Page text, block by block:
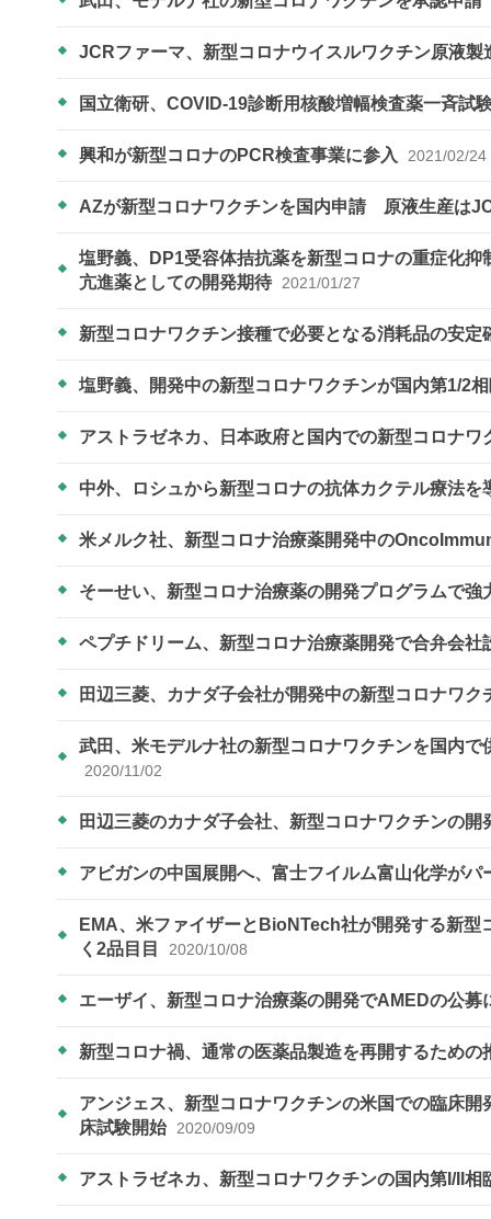
JCRファーマ、新型コロナウイスルワクチン原液
国立衛研、COVID-19診断用核酸増幅検査薬一斉試
興和が新型コロナのPCR検査事業に参入 2021/02/24
AZが新型コロナワクチンを国内申請 原液生産は
塩野義、DP1受容体拮抗薬を新型コロナの重症化
亢進薬としての開発期待 2021/01/27
新型コロナワクチン接種で必要となる消耗品の安
塩野義、開発中の新型コロナワクチンが国内第1/2
アストラゼネカ、日本政府と国内での新型コロナ
中外、ロシュから新型コロナの抗体カクテル療法を
米メルク社、新型コロナ治療薬開発中の
そーせい、新型コロナ治療薬の開発プログラムで
ペプチドリーム、新型コロナ治療薬開発で合弁会社
田辺三菱、カナダ子会社が開発中の新型コロナワ
武田、米モデルナ社の新型コロナワクチンを国内
2020/11/02
田辺三菱のカナダ子会社、新型コロナワクチンの
アビガンの中国展開へ、富士フイルム富山化学が
EMA、米ファイザーとBioNTech社が開発する新
く2品目目
2020/10/08
エーザイ、新型コロナ治療薬の開発でAMEDの公
新型コロナ禍、通常の医薬品製造を再開するため
アンジェス、新型コロナワクチンの米国での臨床
床試験開始 2020/09/09
アストラゼネカ、新型コロナワクチンの国内第I/II